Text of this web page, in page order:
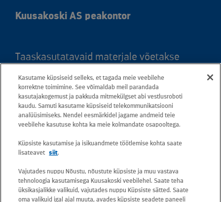
Kuusakoski AS peakontor
Taaskasutatavaid materjale võetakse
Kaardil klõpsates leiate kõigi maakondade
teeninduspunktid ja teejuhised.
Postiaadress: Betooni 12, 13816 Tallinn
(Eesti)
Kõik e-posti aadressid on kujul
Kasutame küpsiseid selleks, et tagada meie veebilehe
korrektne toimimine. See võimaldab meil parandada
kasutajakogemust ja pakkuda mitmekülgset abi vestlusroboti
kaudu. Samuti kasutame küpsiseid telekommunikatsiooni
analüüsimiseks. Nendel eesmärkidel jagame andmeid teie
veebilehe kasutuse kohta ka meie kolmandate osapooltega.
Küpsiste kasutamise ja isikuandmete töötlemise kohta saate
lisateavet
siit.
Vajutades nuppu Nõustu, nõustute küpsiste ja muu vastava
tehnoloogia kasutamisega Kuusakoski veebilehel. Saate teha
üksikasjalikke valikuid, vajutades nuppu Küpsiste sätted. Saate
oma valikuid igal ajal muuta, avades küpsiste seadete paneeli